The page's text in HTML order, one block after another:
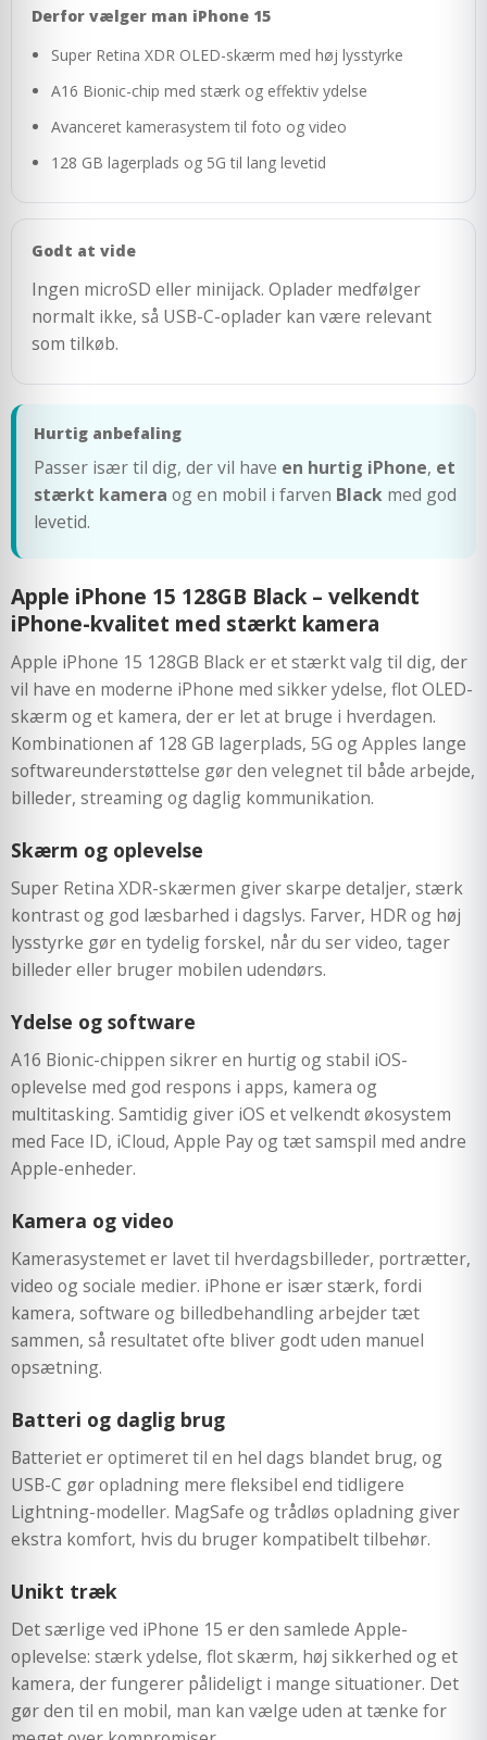
Derfor vælger man iPhone 15
Super Retina XDR OLED-skærm med høj lysstyrke
A16 Bionic-chip med stærk og effektiv ydelse
Avanceret kamerasystem til foto og video
128 GB lagerplads og 5G til lang levetid
Godt at vide
Ingen microSD eller minijack. Oplader medfølger
normalt ikke, så USB-C-oplader kan være relevant
som tilkøb.
Hurtig anbefaling
Passer især til dig, der vil have en hurtig iPhone, et
stærkt kamera og en mobil i farven Black med god
levetid.
Apple iPhone 15 128GB Black – velkendt
iPhone-kvalitet med stærkt kamera
Apple iPhone 15 128GB Black er et stærkt valg til dig, der
vil have en moderne iPhone med sikker ydelse, flot OLED-
skærm og et kamera, der er let at bruge i hverdagen.
Kombinationen af 128 GB lagerplads, 5G og Apples lange
softwareunderstøttelse gør den velegnet til både arbejde,
billeder, streaming og daglig kommunikation.
Skærm og oplevelse
Super Retina XDR-skærmen giver skarpe detaljer, stærk
kontrast og god læsbarhed i dagslys. Farver, HDR og høj
lysstyrke gør en tydelig forskel, når du ser video, tager
billeder eller bruger mobilen udendørs.
Ydelse og software
A16 Bionic-chippen sikrer en hurtig og stabil iOS-
oplevelse med god respons i apps, kamera og
multitasking. Samtidig giver iOS et velkendt økosystem
med Face ID, iCloud, Apple Pay og tæt samspil med andre
Apple-enheder.
Kamera og video
Kamerasystemet er lavet til hverdagsbilleder, portrætter,
video og sociale medier. iPhone er især stærk, fordi
kamera, software og billedbehandling arbejder tæt
sammen, så resultatet ofte bliver godt uden manuel
opsætning.
Batteri og daglig brug
Batteriet er optimeret til en hel dags blandet brug, og
USB-C gør opladning mere fleksibel end tidligere
Lightning-modeller. MagSafe og trådløs opladning giver
ekstra komfort, hvis du bruger kompatibelt tilbehør.
Unikt træk
Det særlige ved iPhone 15 er den samlede Apple-
oplevelse: stærk ydelse, flot skærm, høj sikkerhed og et
kamera, der fungerer pålideligt i mange situationer. Det
gør den til en mobil, man kan vælge uden at tænke for